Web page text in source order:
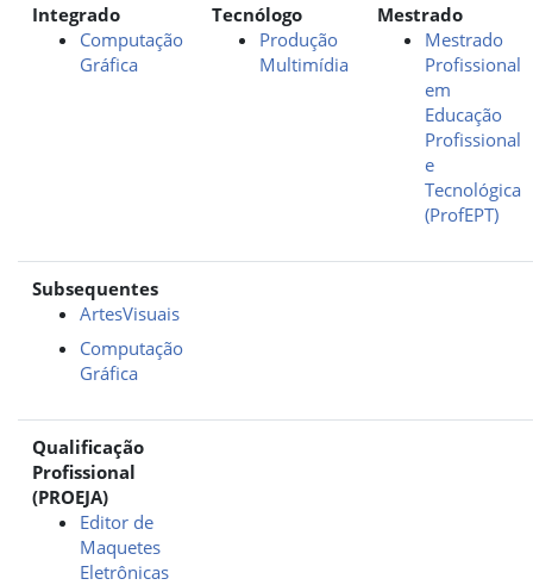
Integrado
Computação
Gráfica
Tecnólogo
Produção
Multimídia
Mestrado
Mestrado
Profissional
em
Educação
Profissional
e
Tecnológica
(ProfEPT)
Subsequentes
ArtesVisuais
Computação
Gráfica
Qualificação
Profissional
(PROEJA)
Editor de
Maquetes
Eletrônicas